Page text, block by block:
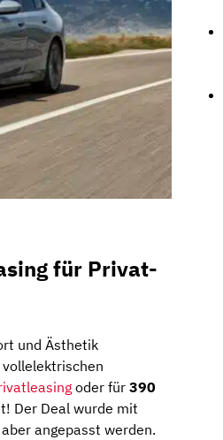
für Privat-
und Ästhetik
oder für 390
Der Deal wurde mit
angepasst werden.